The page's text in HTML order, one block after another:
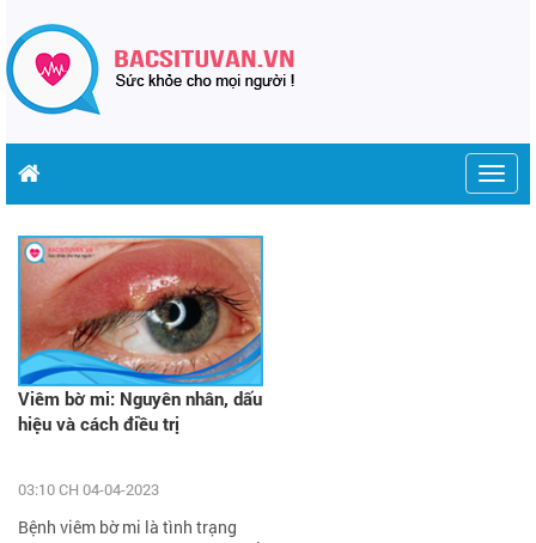
Trang chủ
Viêm bờ mi: Nguyên nhân, dấu
hiệu và cách điều trị
03:10 CH 04-04-2023
Bệnh viêm bờ mi là tình trạng